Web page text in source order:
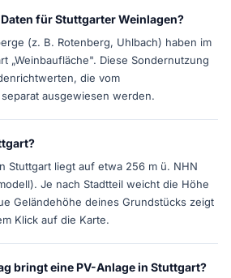
für Stuttgarter Weinlagen?
(z. B. Rotenberg, Uhlbach) haben im
„Weinbaufläche". Diese Sondernutzung
die vom
ausgewiesen werden.
Stuttgart liegt auf etwa 256 m ü. NHN
Je nach Stadtteil weicht die Höhe
Geländehöhe deines Grundstücks zeigt
Klick auf die Karte.
bringt eine PV-Anlage in Stuttgart?